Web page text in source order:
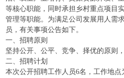
等核心职能，同时承担乡村重点项目
管理等职能。为满足公司发展用人需
员，有关事项公告如下。
一、招聘原则
坚持公开、公平、竞争、择优的原则
二、招聘计划
本次公开招聘工作人员6名，工作地